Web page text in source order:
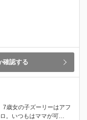
確認する
7歳女の子ズーリーはアフ
。いつもはママが可…